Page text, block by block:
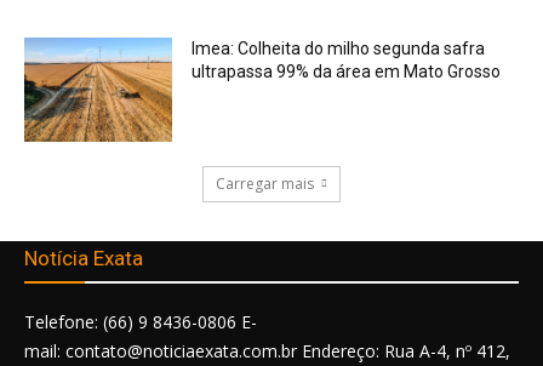
Imea: Colheita do milho segunda safra
ultrapassa 99% da área em Mato Grosso
Carregar mais
Notícia Exata
Telefone: (66) 9 8436-0806 E-
mail: contato@noticiaexata.com.br Endereço: Rua A-4, nº 412,